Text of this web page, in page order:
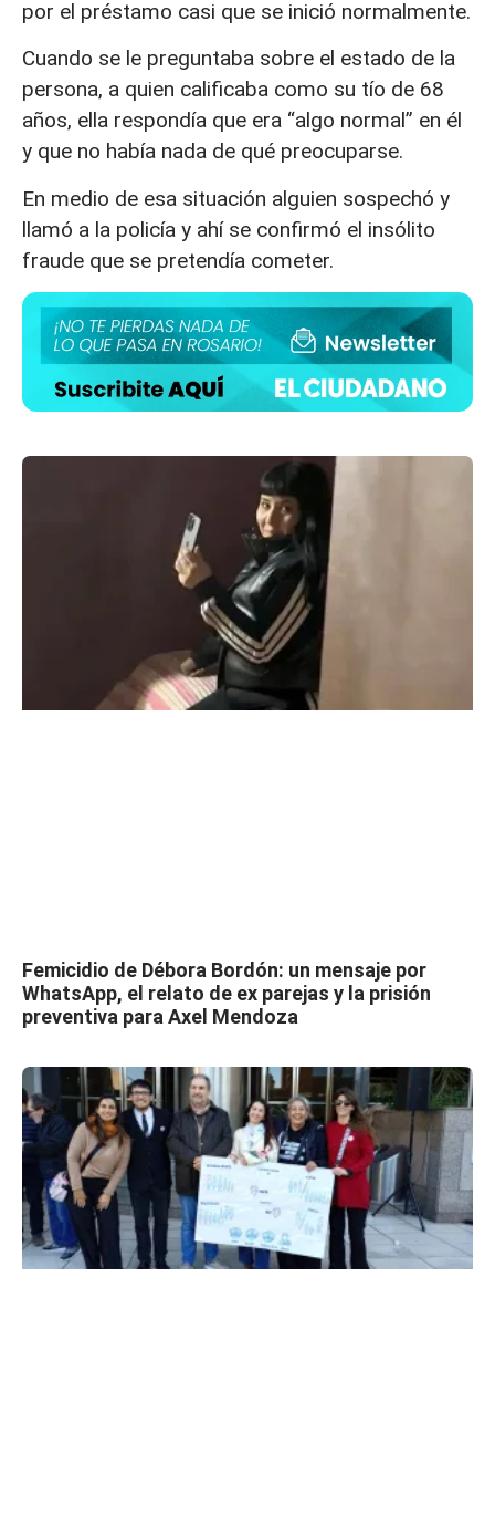
por el préstamo casi que se inició normalmente.
Cuando se le preguntaba sobre el estado de la
persona, a quien calificaba como su tío de 68
años, ella respondía que era “algo normal” en él
y que no había nada de qué preocuparse.
En medio de esa situación alguien sospechó y
llamó a la policía y ahí se confirmó el insólito
fraude que se pretendía cometer.
Femicidio de Débora Bordón: un mensaje por
WhatsApp, el relato de ex parejas y la prisión
preventiva para Axel Mendoza